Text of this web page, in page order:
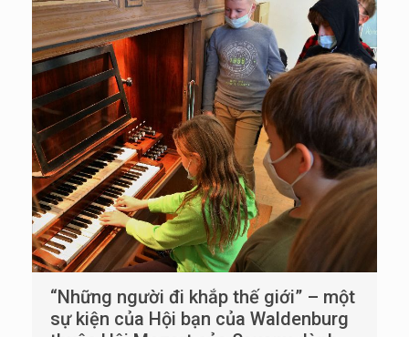
“Những người đi khắp thế giới” – một
sự kiện của Hội bạn của Waldenburg